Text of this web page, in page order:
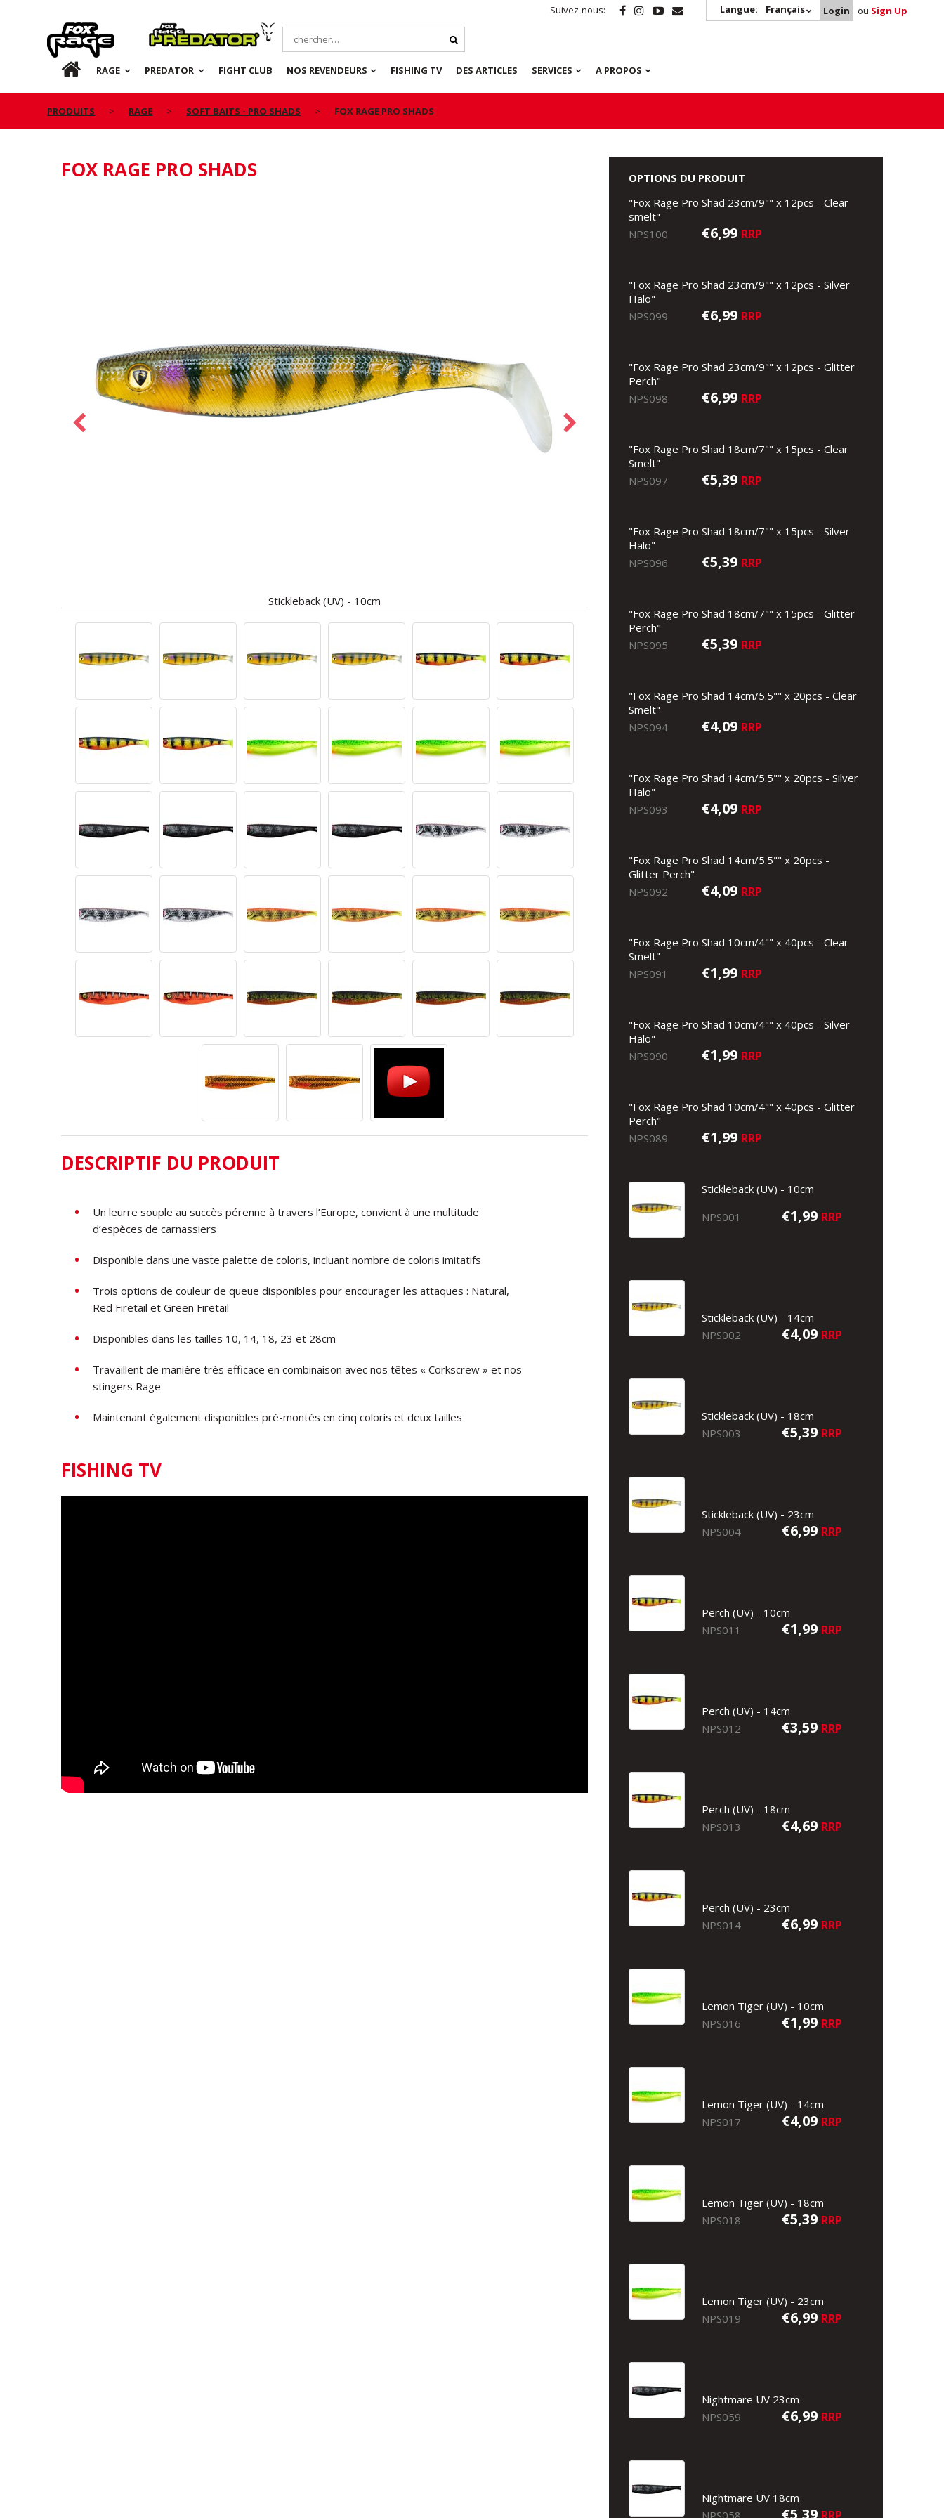
Suivez-nous: Langue: Français Login ou Sign Up
Rage Predator
FR RAGE PREDATOR FIGHT CLUB NOS REVENDEURS FISHING TV DES ARTICLES SERVICES A PROPOS
PRODUITS RAGE SOFT BAITS - PRO SHADS FOX RAGE PRO SHADS
FOX RAGE PRO SHADS
Stickleback (UV) - 10cm
DESCRIPTIF DU PRODUIT
Un leurre souple au succès pérenne à travers l’Europe, convient à une multitude
d’espèces de carnassiers
Disponible dans une vaste palette de coloris, incluant nombre de coloris imitatifs
Trois options de couleur de queue disponibles pour encourager les attaques : Natural,
Red Firetail et Green Firetail
Disponibles dans les tailles 10, 14, 18, 23 et 28cm
Travaillent de manière très efficace en combinaison avec nos têtes « Corkscrew » et nos
stingers Rage
Maintenant également disponibles pré-montés en cinq coloris et deux tailles
FISHING TV
OPTIONS DU PRODUIT
"Fox Rage Pro Shad 23cm/9"" x 12pcs - Clear
smelt"
NPS100
€6,99 RRP
"Fox Rage Pro Shad 23cm/9"" x 12pcs - Silver
Halo"
NPS099
€6,99 RRP
"Fox Rage Pro Shad 23cm/9"" x 12pcs - Glitter
Perch"
NPS098
€6,99 RRP
"Fox Rage Pro Shad 18cm/7"" x 15pcs - Clear
Smelt"
NPS097
€5,39 RRP
"Fox Rage Pro Shad 18cm/7"" x 15pcs - Silver
Halo"
NPS096
€5,39 RRP
"Fox Rage Pro Shad 18cm/7"" x 15pcs - Glitter
Perch"
NPS095
€5,39 RRP
"Fox Rage Pro Shad 14cm/5.5"" x 20pcs - Clear
Smelt"
NPS094
€4,09 RRP
"Fox Rage Pro Shad 14cm/5.5"" x 20pcs - Silver
Halo"
NPS093
€4,09 RRP
"Fox Rage Pro Shad 14cm/5.5"" x 20pcs -
Glitter Perch"
NPS092
€4,09 RRP
"Fox Rage Pro Shad 10cm/4"" x 40pcs - Clear
Smelt"
NPS091
€1,99 RRP
"Fox Rage Pro Shad 10cm/4"" x 40pcs - Silver
Halo"
NPS090
€1,99 RRP
"Fox Rage Pro Shad 10cm/4"" x 40pcs - Glitter
Perch"
NPS089
€1,99 RRP
Stickleback (UV) - 10cm
NPS001
€1,99 RRP
Stickleback (UV) - 14cm
NPS002
€4,09 RRP
Stickleback (UV) - 18cm
NPS003
€5,39 RRP
Stickleback (UV) - 23cm
NPS004
€6,99 RRP
Perch (UV) - 10cm
NPS011
€1,99 RRP
Perch (UV) - 14cm
NPS012
€3,59 RRP
Perch (UV) - 18cm
NPS013
€4,69 RRP
Perch (UV) - 23cm
NPS014
€6,99 RRP
Lemon Tiger (UV) - 10cm
NPS016
€1,99 RRP
Lemon Tiger (UV) - 14cm
NPS017
€4,09 RRP
Lemon Tiger (UV) - 18cm
NPS018
€5,39 RRP
Lemon Tiger (UV) - 23cm
NPS019
€6,99 RRP
Nightmare UV 23cm
NPS059
€6,99 RRP
Nightmare UV 18cm
NPS058
€5,39